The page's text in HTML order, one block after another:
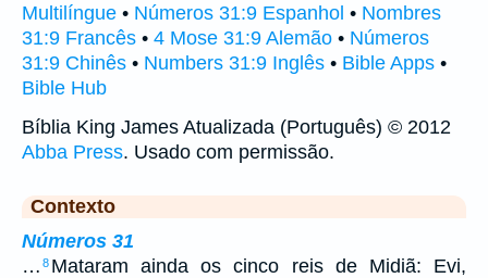
Multilíngue • Números 31:9 Espanhol • Nombres
31:9 Francês • 4 Mose 31:9 Alemão • Números
31:9 Chinês • Numbers 31:9 Inglês • Bible Apps •
Bible Hub
Bíblia King James Atualizada (Português) © 2012
Abba Press. Usado com permissão.
Contexto
Números 31
… 8 Mataram ainda os cinco reis de Midiã: Evi,